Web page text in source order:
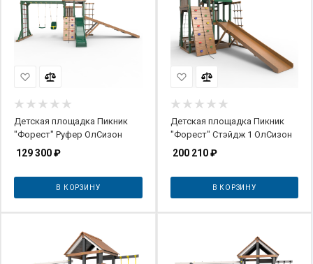
Детская площадка Пикник
"Форест" Руфер ОлСизон
129 300₽
В КОРЗИНУ
Детская площадка Пикник
"Форест" Стэйдж 1 ОлСизон
200 210₽
В КОРЗИНУ